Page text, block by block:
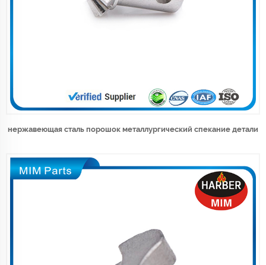
нержавеющая сталь порошок металлургический спекание детали